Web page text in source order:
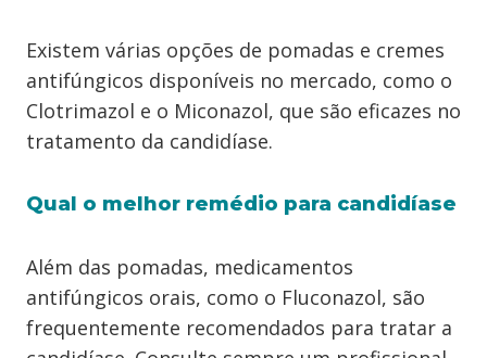
Existem várias opções de pomadas e cremes
antifúngicos disponíveis no mercado, como o
Clotrimazol e o Miconazol, que são eficazes no
tratamento da candidíase.
Qual o melhor remédio para candidíase
Além das pomadas, medicamentos
antifúngicos orais, como o Fluconazol, são
frequentemente recomendados para tratar a